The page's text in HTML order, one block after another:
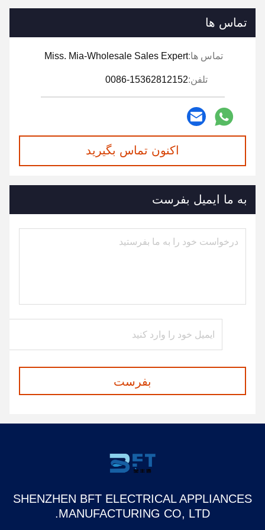
تماس ها
تماس ها:Miss. Mia-Wholesale Sales Expert
تلفن:0086-15362812152
اکنون تماس بگیرید
به ما ایمیل بفرست
بفرست
SHENZHEN BFT ELECTRICAL APPLIANCES
MANUFACTURING CO, LTD.